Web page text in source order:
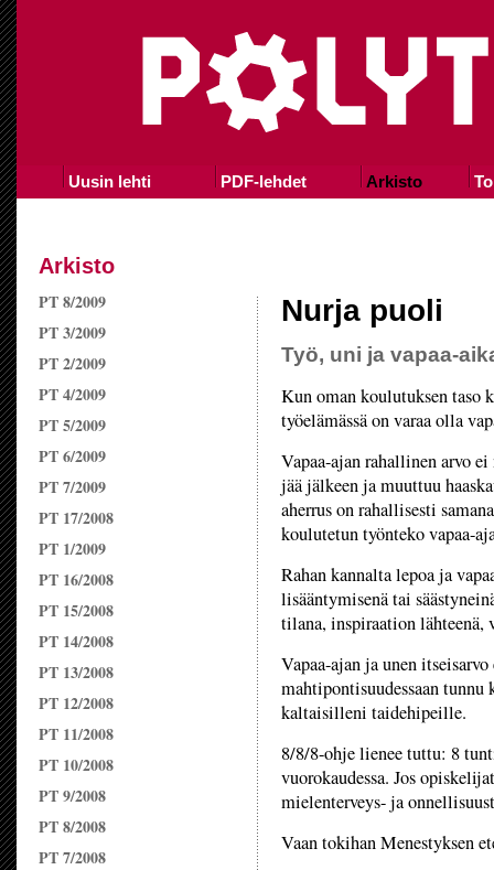
Uusin lehti PDF-lehdet Arkisto
Arkisto
PT 8/2009
PT 3/2009
PT 2/2009
PT 4/2009
PT 5/2009
PT 6/2009
PT 7/2009
PT 17/2008
PT 1/2009
PT 16/2008
PT 15/2008
PT 14/2008
PT 13/2008
PT 12/2008
PT 11/2008
PT 10/2008
PT 9/2008
PT 8/2008
PT 7/2008
Nurja puoli
Työ, uni ja vapaa-
Kun oman koulutuksen taso
työelämässä on varaa olla
Vapaa-ajan rahallinen arvo
jää jälkeen ja muuttuu
aherrus on rahallisesti
koulutetun työnteko vapaa-
Rahan kannalta lepoa ja
lisääntymisenä tai
tilana, inspiraation lähteenä,
Vapaa-ajan ja unen
mahtipontisuudessaan
kaltaisilleni taidehipeille.
8/8/8-ohje lienee tuttu: 8
vuorokaudessa. Jos
mielenterveys- ja
Vaan tokihan Menestyksen